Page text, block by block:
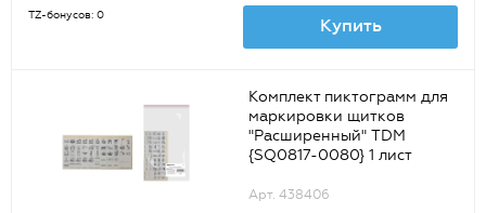
TZ-бонусов: 0 Купить
Комплект пиктограмм для
маркировки щитков
"Расширенный" TDM
{SQ0817-0080} 1 лист
Арт. 438406